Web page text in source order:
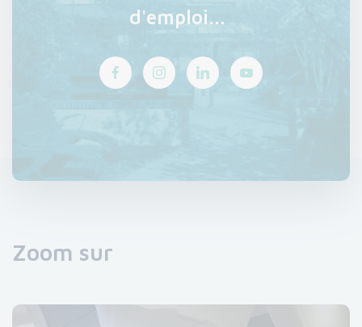
d'emploi...
Zoom sur